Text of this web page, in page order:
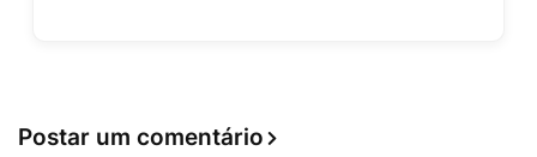
Postar um comentário